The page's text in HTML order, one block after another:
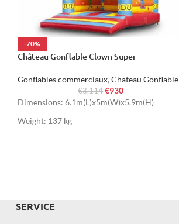
-70%
Château Gonflable Clown Super
Gonflables commerciaux, Chateau Gonflable
€3,114 €930
Dimensions: 6.1m(L)x5m(W)x5.9m(H)
Weight: 137 kg
SERVICE